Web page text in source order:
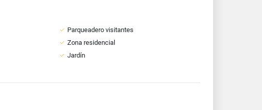
Parqueadero visitantes
Zona residencial
Jardín